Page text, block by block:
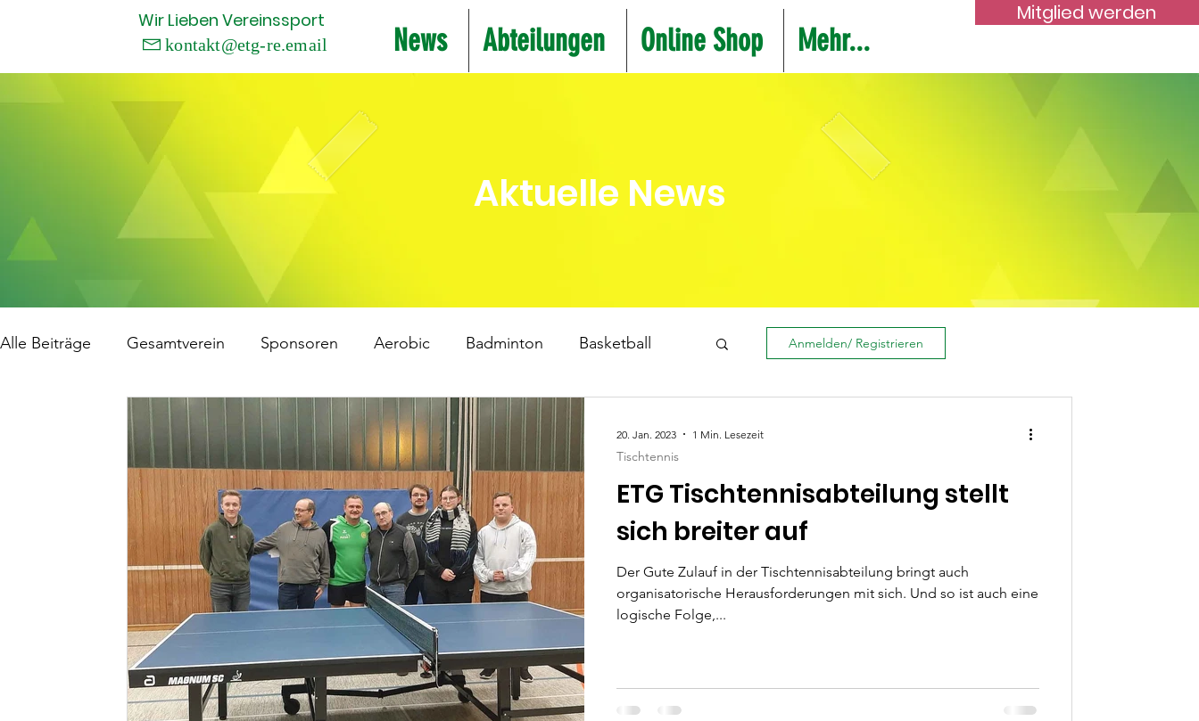
Wir Lieben Vereinssport
kontakt@etg-re.email
 News Abteilungen Online Shop Mehr...
Mitglied werden
Aktuelle News
Alle Beiträge Gesamtverein Sponsoren Aerobic Badminton Basketball
Disc-Golf Eltern-Kind-Turnen Freizeitsport Süd
Gymnastik Handball Kinderturnen Kung-Fu
Rückengymnastik StreetDefense Tae Kwon Do & Hap Ki Do
Ski-Gymnastik Tischtennis Triathlon Yoga Zumba Hobby-Fußball
Zauberbande Volleyball Jiu Jitsu
Anmelden/ Registrieren
ETG Tischtennisabteilung stellt
sich breiter auf
Der Gute Zulauf in der Tischtennisabteilung bringt auch
organisatorische Herausforderungen mit sich. Und so ist auch eine
logische Folge,...
Tischtennis
20. Jan. 2023 1 Min. Lesezeit